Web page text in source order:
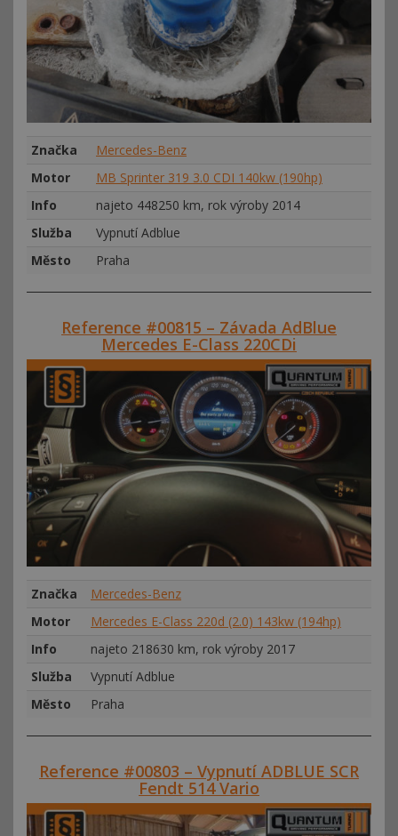
Značka
Mercedes-Benz
Motor
MB Sprinter 319 3.0 CDI 140kw (190hp)
Info
najeto 448250 km, rok výroby 2014
Služba
Vypnutí Adblue
Město
Praha
Reference #00815 – Závada AdBlue
Mercedes E-Class 220CDi
Značka
Mercedes-Benz
Motor
Mercedes E-Class 220d (2.0) 143kw (194hp)
Info
najeto 218630 km, rok výroby 2017
Služba
Vypnutí Adblue
Město
Praha
Reference #00803 – Vypnutí ADBLUE SCR
Fendt 514 Vario